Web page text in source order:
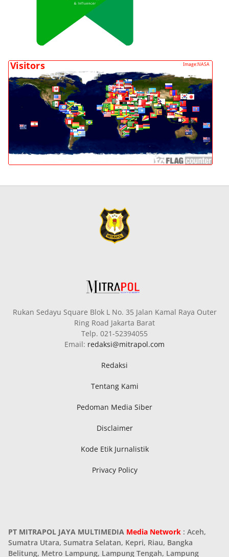
Rukan Sedayu Square Blok L No. 35 Jalan Kamal Raya Outer
Ring Road Jakarta Barat
Telp. 021-52394055
Email: redaksi@mitrapol.com
Redaksi
Tentang Kami
Pedoman Media Siber
Disclaimer
Kode Etik Jurnalistik
Privacy Policy
PT MITRAPOL JAYA MULTIMEDIA Media Network : Aceh,
Sumatra Utara, Sumatra Selatan, Kepri, Riau, Bangka
Belitung, Metro Lampung, Lampung Tengah, Lampung